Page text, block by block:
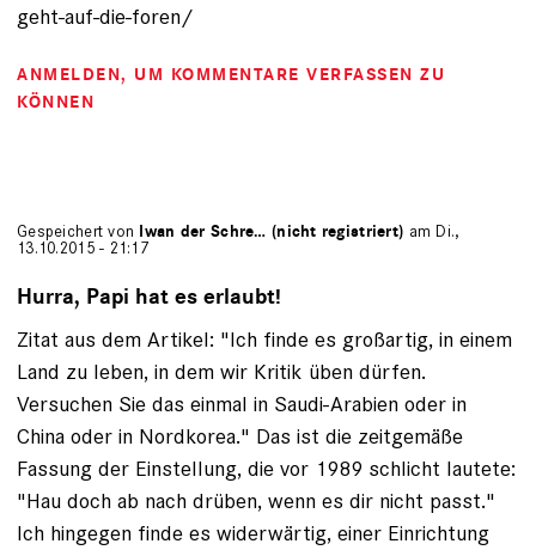
geht-auf-die-foren/
ANMELDEN, UM KOMMENTARE VERFASSEN ZU
KÖNNEN
Gespeichert von Iwan der Schre… (nicht registriert) am Di.,
13.10.2015 - 21:17
Hurra, Papi hat es erlaubt!
Zitat aus dem Artikel: "Ich finde es großartig, in einem
Land zu leben, in dem wir Kritik üben dürfen.
Versuchen Sie das einmal in Saudi-Arabien oder in
China oder in Nordkorea." Das ist die zeitgemäße
Fassung der Einstellung, die vor 1989 schlicht lautete:
"Hau doch ab nach drüben, wenn es dir nicht passt."
Ich hingegen finde es widerwärtig, einer Einrichtung